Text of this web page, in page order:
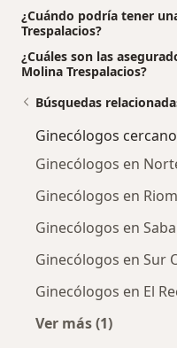
¿Cuándo podría tener
Trespalacios?
¿Cuáles son las
Molina Trespalacios?
Búsquedas
Ginecólogos
Ginecólogos en
Ginecólogos en
Ginecólogos en
Ginecólogos en Sur
Ginecólogos en El
Ver más (1)